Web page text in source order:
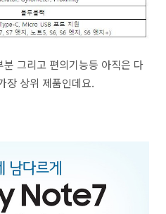
그리고 편의기능등 아직은 다
장 상위 제품인데요.